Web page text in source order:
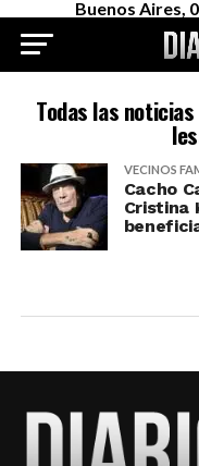
Buenos Aires,
Todas las
VECINOS
Cacho
Cristina